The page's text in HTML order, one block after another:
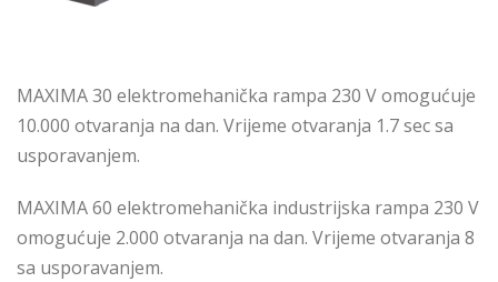
MAXIMA 30 elektromehanička rampa 230 V omogućuje
10.000 otvaranja na dan. Vrijeme otvaranja 1.7 sec sa
usporavanjem.
MAXIMA 60 elektromehanička industrijska rampa 230 V
omogućuje 2.000 otvaranja na dan. Vrijeme otvaranja 8
sa usporavanjem.